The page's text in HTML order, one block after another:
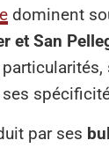
dominent
et San
par ses